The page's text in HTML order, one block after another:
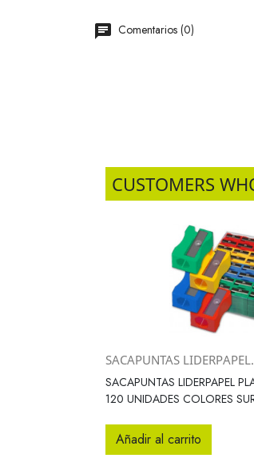
Comentarios (0)
CUSTOMERS
 Vista
SACAPUNTAS
SACAPUNTAS LIDERPAPEL
120 UNIDADES COLORES
Añadir al carrito